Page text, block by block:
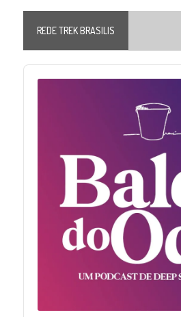
REDE TREK BRASILIS
Audio
Player